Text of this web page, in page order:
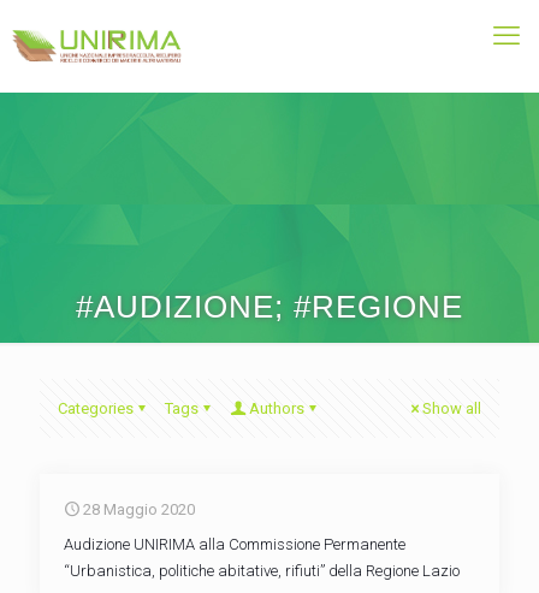
#AUDIZIONE; #REGIONE
Categories Tags Authors Show all
28 Maggio 2020
Audizione UNIRIMA alla Commissione Permanente
“Urbanistica, politiche abitative, rifiuti” della Regione Lazio